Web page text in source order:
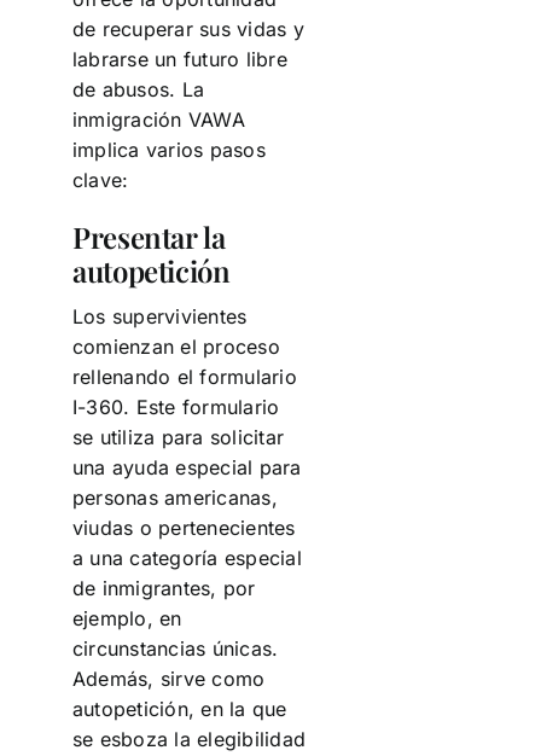
de recuperar sus vidas y
labrarse un futuro libre
de abusos. La
inmigración VAWA
implica varios pasos
clave:
Presentar la
autopetición
Los supervivientes
comienzan el proceso
rellenando el formulario
I-360. Este formulario
se utiliza para solicitar
una ayuda especial para
personas americanas,
viudas o pertenecientes
a una categoría especial
de inmigrantes, por
ejemplo, en
circunstancias únicas.
Además, sirve como
autopetición, en la que
se esboza la elegibilidad